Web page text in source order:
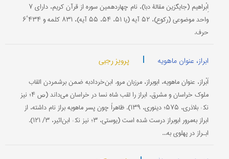
اِبْراهیم (جایگزین مقالۀ دبا)، نام چهاردهمین سوره از قرآن کریم، دارای ۷
واحد موضوعی (رکوع)، ۵۲ آیه (یا ۵۱، ۵۴، ۵۵ آیه)، ۸۳۱ کلمه و ۴۳۴‘۶
حرف.
ابراز، عنوان ماهویه | پرویز رجبی
اَبْراز، عنوان ماهویه، ابوبراز، مرزبان مرو. ابن‌خردادبه ضمن برشمردن القاب
ملوک خراسان و مشرق، ابراز را لقب شاه نسا در خراسان می‌داند (ص ۴؛ نیز
نک‍ : بلاذری، ۵۷۵؛ دینوری، ۱۳۹). ظاهراً چون پسر ماهویه براز نام داشته، از
ابراز به‌مرور ابوبراز درست شده است (یوستی، ۳؛ نیز نک‍ : ابن‌اثیر، ۳/ ۱۲۱).
ابـراز در پهلوی به...